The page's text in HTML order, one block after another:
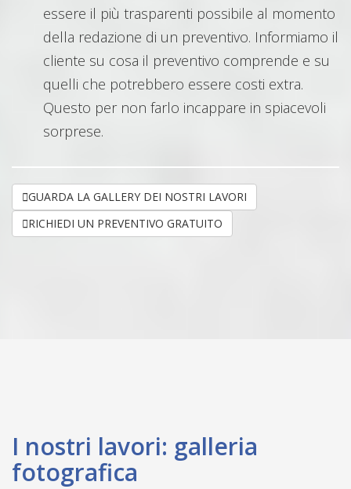
essere il più trasparenti possibile al momento
della redazione di un preventivo. Informiamo il
cliente su cosa il preventivo comprende e su
quelli che potrebbero essere costi extra.
Questo per non farlo incappare in spiacevoli
sorprese.
GUARDA LA GALLERY DEI NOSTRI LAVORI
RICHIEDI UN PREVENTIVO GRATUITO
I nostri lavori: galleria
fotografica